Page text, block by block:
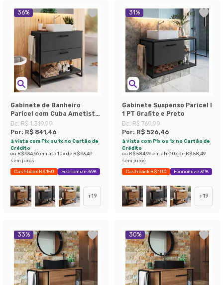
36%
Gabinete de Banheiro
Paricel com Cuba Ametista
Branca 1 PT 1 GV Grafite
De:R$ 1.319,99
Por: R$ 841,46
à vista com Pix ou 1x no Cartão de
Crédito
ou R$ 934,96 em até10x de R$ 93,49
sem juros
Cashback R$ 150 Economize 36%
+19
31%
Gabinete Suspenso Paricel I
1 PT Grafite e Preto
De:R$ 769,99
Por: R$ 526,46
à vista com Pix ou 1x no Cartão de
Crédito
ou R$ 584,96 em até10x de R$ 58,49
sem juros
Cashback R$ 100 Economize 31%
+19
33% 30%